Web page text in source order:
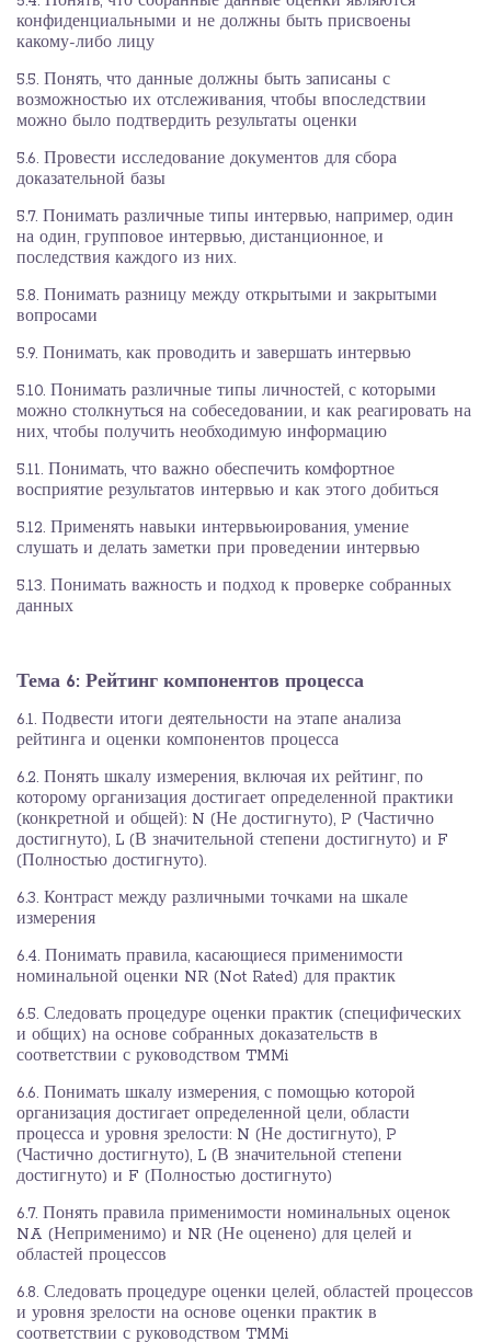
конфиденциальными и не должны быть присвоены
какому-либо лицу
5.5. Понять, что данные должны быть записаны с
возможностью их отслеживания, чтобы впоследствии
можно было подтвердить результаты оценки
5.6. Провести исследование документов для сбора
доказательной базы
5.7. Понимать различные типы интервью, например, один
на один, групповое интервью, дистанционное, и
последствия каждого из них.
5.8. Понимать разницу между открытыми и закрытыми
вопросами
5.9. Понимать, как проводить и завершать интервью
5.10. Понимать различные типы личностей, с которыми
можно столкнуться на собеседовании, и как реагировать на
них, чтобы получить необходимую информацию
5.11. Понимать, что важно обеспечить комфортное
восприятие результатов интервью и как этого добиться
5.12. Применять навыки интервьюирования, умение
слушать и делать заметки при проведении интервью
5.13. Понимать важность и подход к проверке собранных
данных
Тема 6: Рейтинг компонентов процесса
6.1. Подвести итоги деятельности на этапе анализа
рейтинга и оценки компонентов процесса
6.2. Понять шкалу измерения, включая их рейтинг, по
которому организация достигает определенной практики
(конкретной и общей): N (Не достигнуто), P (Частично
достигнуто), L (В значительной степени достигнуто) и F
(Полностью достигнуто).
6.3. Контраст между различными точками на шкале
измерения
6.4. Понимать правила, касающиеся применимости
номинальной оценки NR (Not Rated) для практик
6.5. Следовать процедуре оценки практик (специфических
и общих) на основе собранных доказательств в
соответствии с руководством TMMi
6.6. Понимать шкалу измерения, с помощью которой
организация достигает определенной цели, области
процесса и уровня зрелости: N (Не достигнуто), P
(Частично достигнуто), L (В значительной степени
достигнуто) и F (Полностью достигнуто)
6.7. Понять правила применимости номинальных оценок
NA (Неприменимо) и NR (Не оценено) для целей и
областей процессов
6.8. Следовать процедуре оценки целей, областей процессов
и уровня зрелости на основе оценки практик в
соответствии с руководством TMMi